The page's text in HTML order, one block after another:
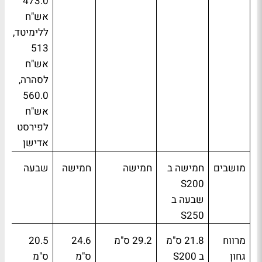
אש"ח
ללימיטד,
513
אש"ח
לסהרה,
560.0
אש"ח
לפירסט
אדישן
מושבים
חמישה ב
S200
שבעה ב
S250
חמישה חמישה שבעה
מרווח
גחון
21.8 ס"מ
ב S200
29.2 ס"מ
24.6
ס"מ
20.5
ס"מ